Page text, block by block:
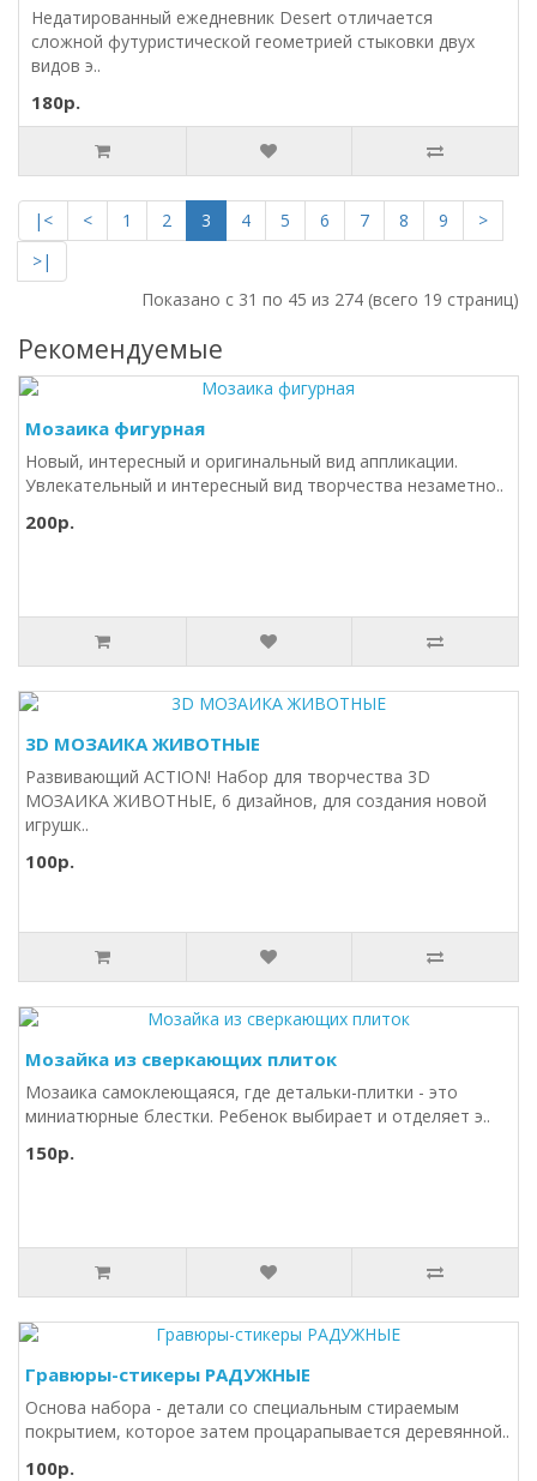
Недатированный ежедневник Desert отличается
сложной футуристической геометрией стыковки двух
видов э..
180р.
|< < 1 2 3 4 5 6 7 8 9
>
>|
Показано с 31 по 45 из 274 (всего 19 страниц)
Рекомендуемые
Мозаика фигурная
Новый, интересный и оригинальный вид аппликации.
Увлекательный и интересный вид творчества незаметно..
200р.
3D МОЗАИКА ЖИВОТНЫЕ
Развивающий ACTION! Набор для творчества 3D
МОЗАИКА ЖИВОТНЫЕ, 6 дизайнов, для создания новой
игрушк..
100р.
Мозайка из сверкающих плиток
Мозаика самоклеющаяся, где детальки-плитки - это
миниатюрные блестки. Ребенок выбирает и отделяет э..
150р.
Гравюры-стикеры РАДУЖНЫЕ
Основа набора - детали со специальным стираемым
покрытием, которое затем процарапывается деревянной..
100р.